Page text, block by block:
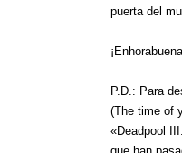
puerta del
P.D.: Para
(The time of
«Deadpool